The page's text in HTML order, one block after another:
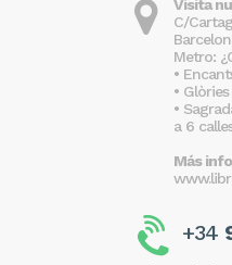
Visita
C/
Metro:
•
•
•
a 6
Más
+34